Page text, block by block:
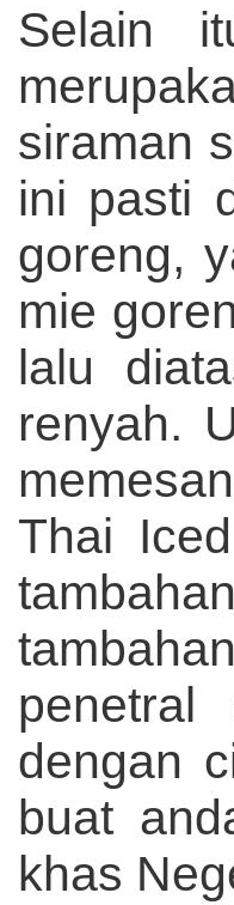
Selain
siraman
ini pasti
goreng,
mie
lalu
renyah.
Thai
penetral
dengan
buat
khas